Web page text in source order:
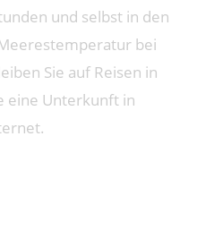
und selbst in den
bei
Sie auf Reisen in
eine Unterkunft in